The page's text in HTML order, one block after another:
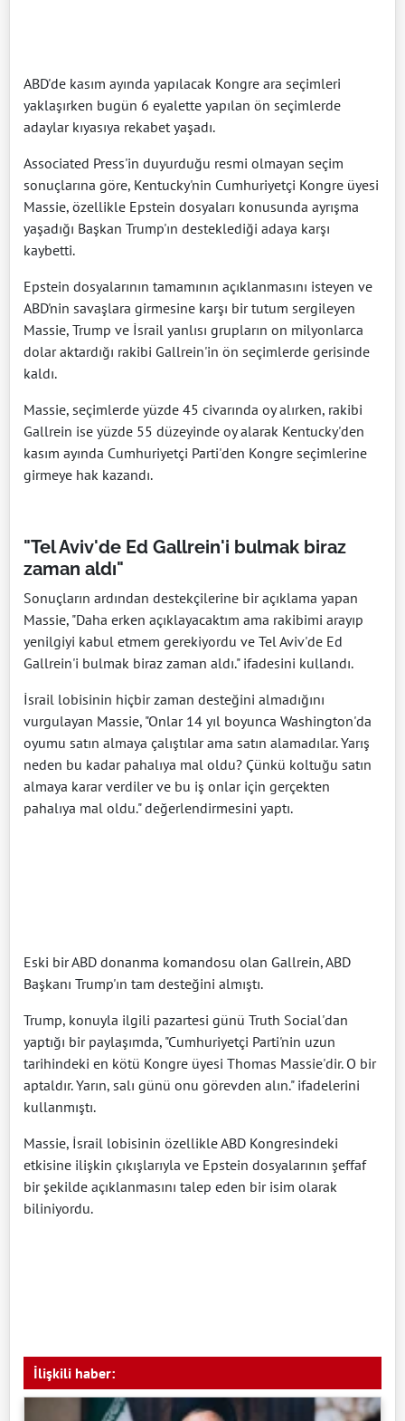
ABD'de kasım ayında yapılacak Kongre ara seçimleri
yaklaşırken bugün 6 eyalette yapılan ön seçimlerde
adaylar kıyasıya rekabet yaşadı.
Associated Press'in duyurduğu resmi olmayan seçim
sonuçlarına göre, Kentucky'nin Cumhuriyetçi Kongre üyesi
Massie, özellikle Epstein dosyaları konusunda ayrışma
yaşadığı Başkan Trump'ın desteklediği adaya karşı
kaybetti.
Epstein dosyalarının tamamının açıklanmasını isteyen ve
ABD'nin savaşlara girmesine karşı bir tutum sergileyen
Massie, Trump ve İsrail yanlısı grupların on milyonlarca
dolar aktardığı rakibi Gallrein'in ön seçimlerde gerisinde
kaldı.
Massie, seçimlerde yüzde 45 civarında oy alırken, rakibi
Gallrein ise yüzde 55 düzeyinde oy alarak Kentucky'den
kasım ayında Cumhuriyetçi Parti'den Kongre seçimlerine
girmeye hak kazandı.
"Tel Aviv'de Ed Gallrein'i bulmak biraz
zaman aldı"
Sonuçların ardından destekçilerine bir açıklama yapan
Massie, "Daha erken açıklayacaktım ama rakibimi arayıp
yenilgiyi kabul etmem gerekiyordu ve Tel Aviv'de Ed
Gallrein'i bulmak biraz zaman aldı." ifadesini kullandı.
İsrail lobisinin hiçbir zaman desteğini almadığını
vurgulayan Massie, "Onlar 14 yıl boyunca Washington'da
oyumu satın almaya çalıştılar ama satın alamadılar. Yarış
neden bu kadar pahalıya mal oldu? Çünkü koltuğu satın
almaya karar verdiler ve bu iş onlar için gerçekten
pahalıya mal oldu." değerlendirmesini yaptı.
Eski bir ABD donanma komandosu olan Gallrein, ABD
Başkanı Trump'ın tam desteğini almıştı.
Trump, konuyla ilgili pazartesi günü Truth Social'dan
yaptığı bir paylaşımda, "Cumhuriyetçi Parti'nin uzun
tarihindeki en kötü Kongre üyesi Thomas Massie'dir. O bir
aptaldır. Yarın, salı günü onu görevden alın." ifadelerini
kullanmıştı.
Massie, İsrail lobisinin özellikle ABD Kongresindeki
etkisine ilişkin çıkışlarıyla ve Epstein dosyalarının şeffaf
bir şekilde açıklanmasını talep eden bir isim olarak
biliniyordu.
İlişkili haber: